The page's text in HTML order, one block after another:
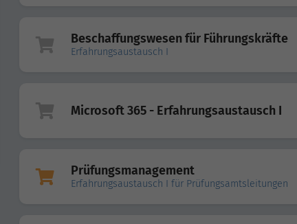
Beschaffungswesen für Führungskräfte
Erfahrungsaustausch I
Microsoft 365 - Erfahrungsaustausch I
Prüfungsmanagement
Erfahrungsaustausch I für Prüfungsamtsleitungen